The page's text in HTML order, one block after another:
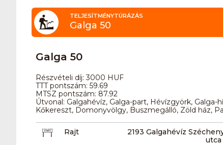
TELJESÍTMÉNYTÚRÁZÁS
Galga 50
Galga 50
Részvételi díj: 3000 HUF
TTT pontszám: 59.69
MTSZ pontszám: 87.92
Útvonal: Galgahévíz, Galga-part, Hévízgyörk,
Kőkereszt, Domonyvölgy, Buszmegálló, Zöld ház,
Rajt
2193 Galgahévíz
utca